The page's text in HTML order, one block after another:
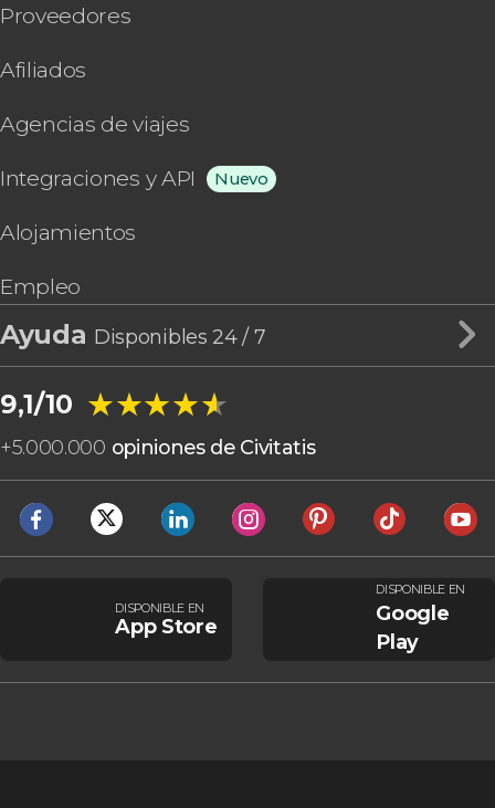
Proveedores
Afiliados
Agencias de viajes
Integraciones y API Nuevo
Alojamientos
Empleo
Ayuda Disponibles 24 / 7
9,1/10 ★★★★★
★★★★★
+5.000.000 opiniones de Civitatis
DISPONIBLE EN
App Store
DISPONIBLE EN
Google
Play